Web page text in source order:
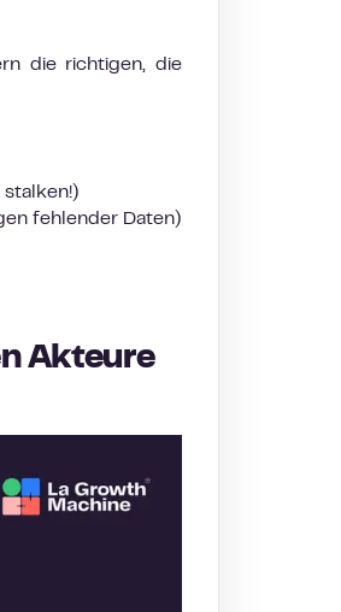
die richtigen, die
stalken!)
fehlender Daten)
Akteure